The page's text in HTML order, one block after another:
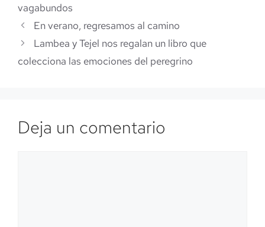
vagabundos
En verano, regresamos al camino
Lambea y Tejel nos regalan un libro que
colecciona las emociones del peregrino
Deja un comentario